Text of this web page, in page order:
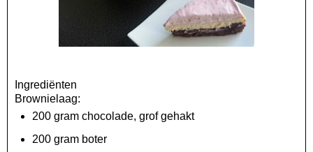
Ingrediënten
Brownielaag:
200 gram chocolade, grof gehakt
200 gram boter